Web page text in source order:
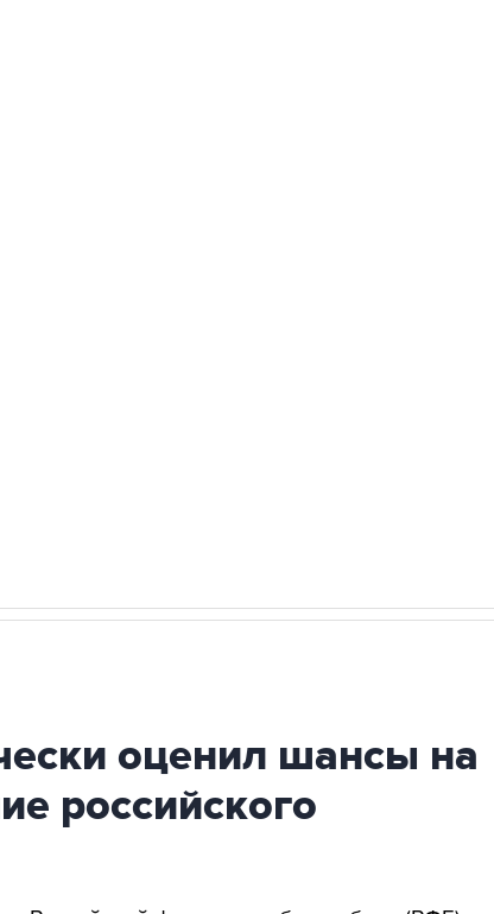
оценил шансы на
российского